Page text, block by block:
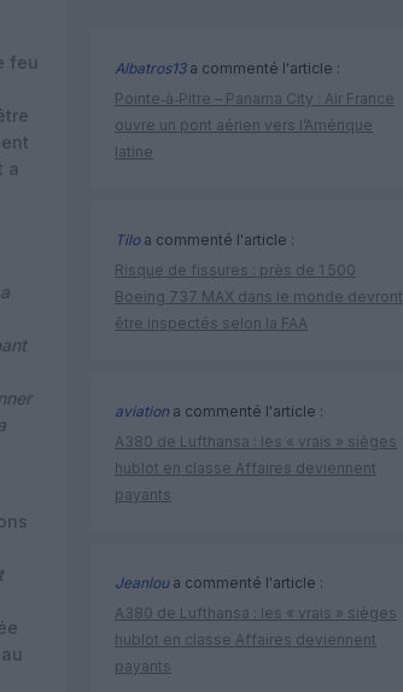
feu
a
Albatros13a commenté l'article :
Pointe‑à‑Pitre – Panama City : Air France
ouvre un pont aérien vers l’Amérique
latine
Tiloa commenté l'article :
Risque de fissures : près de 1 500
Boeing 737 MAX dans le monde devront
être inspectés selon la FAA
aviation a commenté l'article :
A380 de Lufthansa : les « vrais » sièges
hublot en classe Affaires deviennent
payants
Jeanloua commenté l'article :
A380 de Lufthansa : les « vrais » sièges
hublot en classe Affaires deviennent
payants